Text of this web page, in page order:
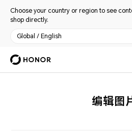
Choose your country or region to see
shop directly.
Global / English
编辑图